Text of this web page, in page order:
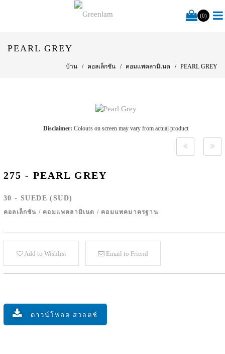
(0)
PEARL GREY
บ้าน คอลเล็กชัน คอมแพคลามิเนต PEARL GREY
Disclaimer: Colours on screen may vary from actual product
275 - PEARL GREY
30 - SUEDE (SUD)
คอลเล็กชัน / คอมแพคลามิเนต / คอมแพคมาตรฐาน
Add to Wishlist Email to Friend
ดาวน์โหลด สวอตช์